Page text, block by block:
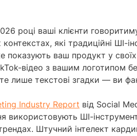
році ваші клієнти
контекстах, які традиційні ШІ-
показують ваш продукт у своїх
відео з вашим логотипом
лише текстові згадки — ви
Industry Report від Social
використовують ШІ-
Штучний інтелект